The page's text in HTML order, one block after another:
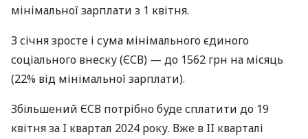
мінімальної зарплати з 1 квітня.
З січня зросте і сума мінімального єдиного
соціального внеску (ЄСВ) — до 1562 грн на місяць
(22% від мінімальної зарплати).
Збільшений ЄСВ потрібно буде сплатити до 19
квітня за I квартал 2024 року. Вже в II кварталі